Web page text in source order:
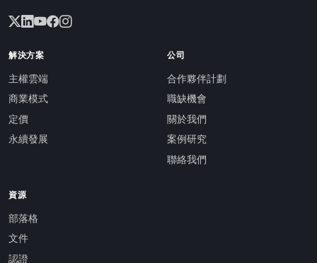
解決方案
主權雲端
商業模式
定價
永續發展
公司
合作夥伴計劃
職缺機會
關於我們
案例研究
聯絡我們
資源
部落格
文件
認證